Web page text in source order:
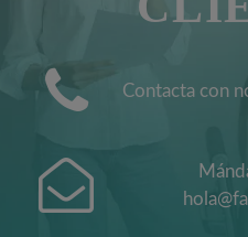
Contacta con